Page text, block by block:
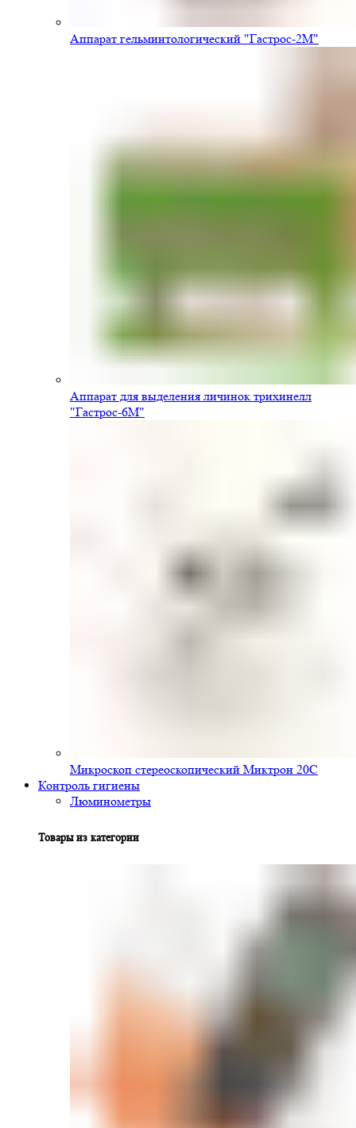
Аппарат гельминтологический "Гастрос-2М"
Аппарат для выделения личинок трихинелл
"Гастрос-6М"
Микроскоп стереоскопический Миктрон 20С
Контроль гигиены
Люминометры
Товары из категории